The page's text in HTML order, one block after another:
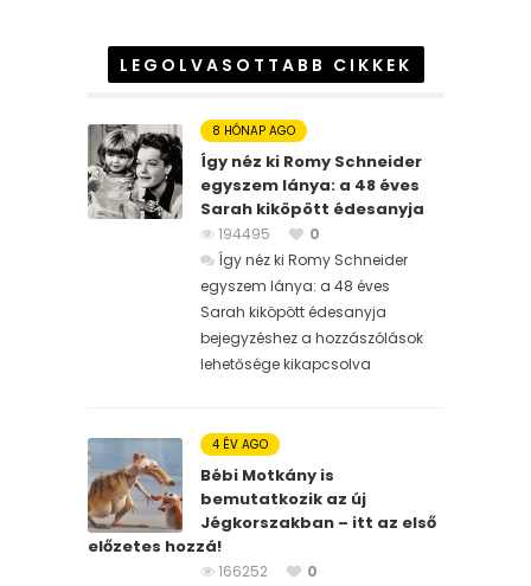
LEGOLVASOTTABB CIKKEK
8 HÓNAP AGO
Így néz ki Romy Schneider
egyszem lánya: a 48 éves
Sarah kiköpött édesanyja
194495
0
Így néz ki Romy Schneider
egyszem lánya: a 48 éves
Sarah kiköpött édesanyja
bejegyzéshez a hozzászólások
lehetősége kikapcsolva
4 ÉV AGO
Bébi Motkány is
bemutatkozik az új
Jégkorszakban – itt az első
előzetes hozzá!
166252
0